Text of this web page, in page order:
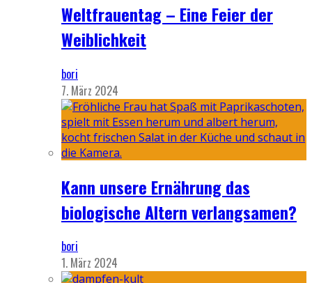
Weltfrauentag – Eine Feier der
Weiblichkeit
bori
7. März 2024
Kann unsere Ernährung das
biologische Altern verlangsamen?
bori
1. März 2024